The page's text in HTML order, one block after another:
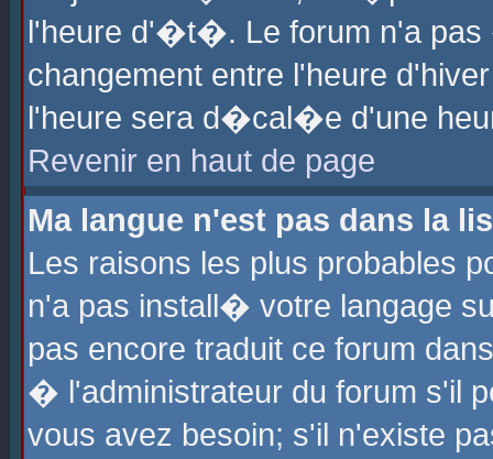
l'heure d'�t�. Le forum n'a
changement entre l'heure
l'heure sera d�cal�e d'une
Revenir en haut de page
Ma langue n'est pas dans la
Les raisons les plus probables
n'a pas install� votre langage
pas encore traduit ce forum
� l'administrateur du forum s'il
vous avez besoin; s'il n'existe